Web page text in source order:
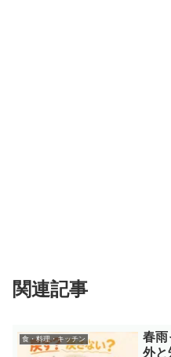
関連記事
食・料理・キッチン
春雨
外と